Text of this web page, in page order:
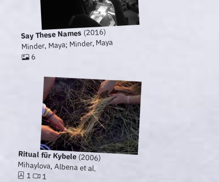
Say These Names (2016)
Minder, Maya; Minder, Maya
6
Ritual für Kybele(2006)
Mihaylova, Albena et al.
1 1